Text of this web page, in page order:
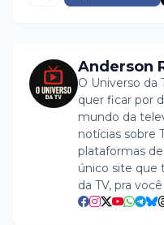
Anderson
O Universo da
quer ficar por
mundo da
notícias sobre
plataformas
único site que
da TV, pra